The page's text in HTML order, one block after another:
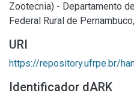
Zootecnia) - Departamento
Federal Rural de
URI
https://repository.ufrpe.br/
Identificador dARK